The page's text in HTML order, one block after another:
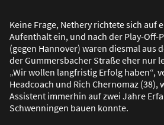
Keine Frage, Nethery richtete sich auf
Aufenthalt ein, und nach der Play-Off-
(gegen Hannover) waren diesmal aus
der Gummersbacher Straße eher nur
„Wir wollen langfristig Erfolg haben“,
Headcoach und Rich Chernomaz (38),
Assistent immerhin auf zwei Jahre
Schwenningen bauen konnte.